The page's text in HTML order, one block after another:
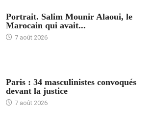
Portrait. Salim Mounir Alaoui, le
Marocain qui avait...
7 août 2026
Paris : 34 masculinistes convoqués
devant la justice
7 août 2026